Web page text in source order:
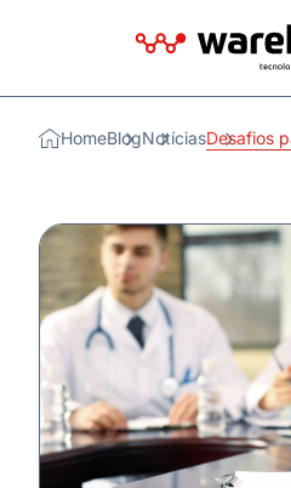
HomeBlogNotíciasDesafios